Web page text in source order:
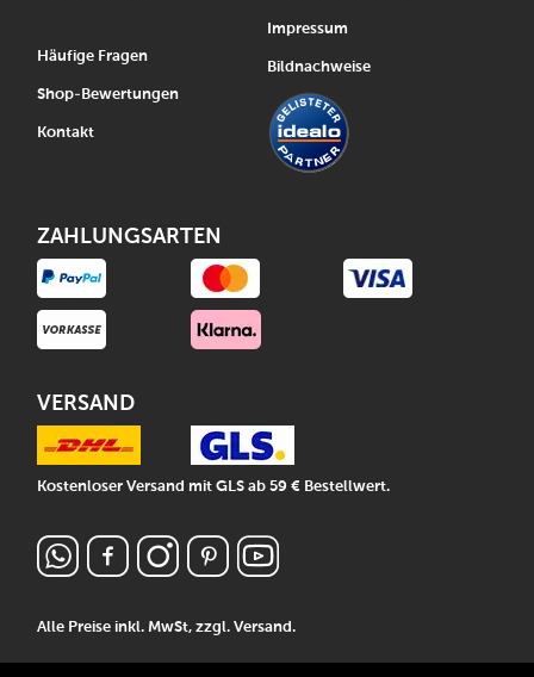
Häufige Fragen
Shop-Bewertungen
Kontakt
Alle Preise inkl. MwSt, zzgl.Versand.
Impressum
Bildnachweise
ZAHLUNGSARTEN
VERSAND
Kostenloser Versand mit GLS ab 59 € Bestellwert.